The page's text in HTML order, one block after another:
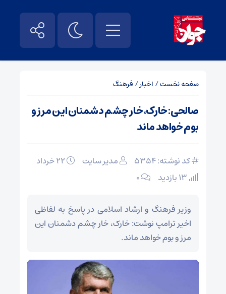
صفحه نخست/ اخبار/ فرهنگ
صالحی: خارک، خار چشم دشمنان این مرز و
بوم خواهد ماند
کد نوشته: 5354 مدیر سایت
۰
وزیر فرهنگ و ارشاد اسلامی در پاسخ به لفاظی
اخیر ترامپ نوشت: خارک، خار چشم دشمنان این
مرز و بوم خواهد ماند.